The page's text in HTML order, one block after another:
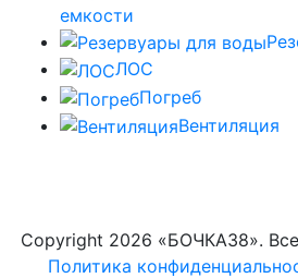
емкости
ЛОС
Погреб
Вентиляция
Copyright 2026 «БОЧКА38».
Политика